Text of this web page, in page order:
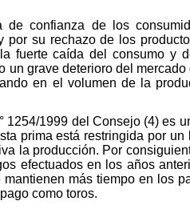
confianza de los
por su rechazo de los
fuerte caída del consumo y
grave deterioro del mercado
en el volumen de la
1254/1999 del Consejo (4) es
prima está restringida por un
la producción. Por
efectuados en los años
más tiempo en los
como toros.